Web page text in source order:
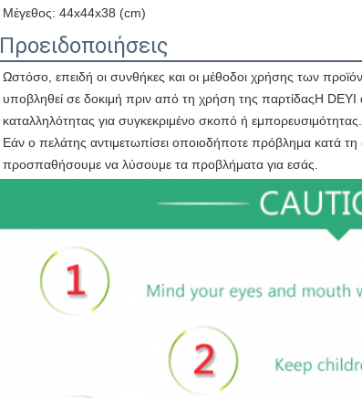
Μέγεθος: 44x44x38 (cm)
Προειδοποιήσεις
Ωστόσο, επειδή οι συνθήκες και οι μέθοδοι χρήσης των
υποβληθεί σε δοκιμή πριν από τη χρήση της παρτίδαςΗ DEYI
καταλληλότητας για συγκεκριμένο σκοπό ή εμπορευσιμότητας.
Εάν ο πελάτης αντιμετωπίσει οποιοδήποτε πρόβλημα κατά
προσπαθήσουμε να λύσουμε τα προβλήματα για εσάς.